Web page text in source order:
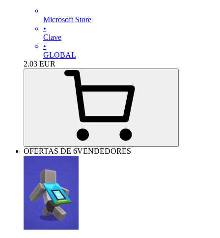
Microsoft Store
•
Clave
•
GLOBAL
2.03 EUR
OFERTAS DE 6VENDEDORES